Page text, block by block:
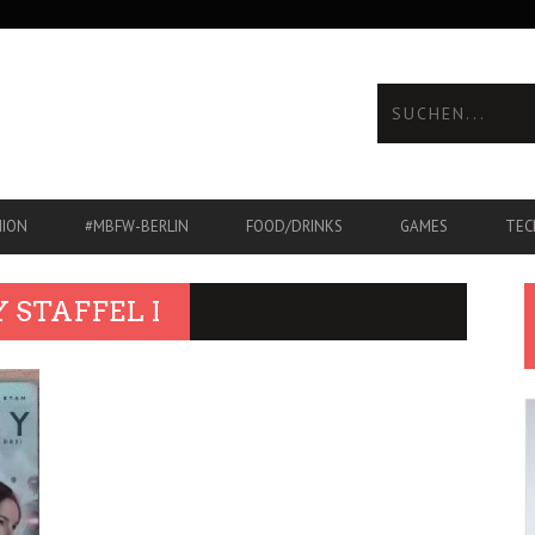
#MBFW-BERLIN FOOD/DRINKS GAMES
STAFFEL I